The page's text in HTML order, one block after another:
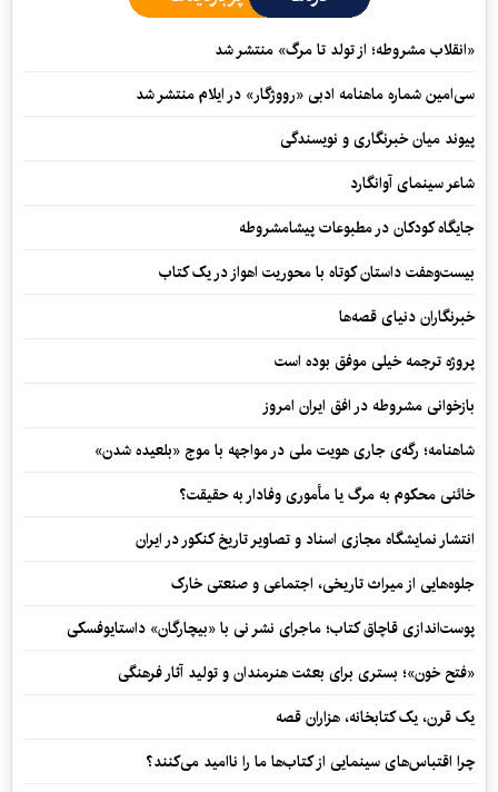
«انقلاب مشروطه؛ از تولد تا مرگ» منتشر شد
سی‌امین شماره ماهنامه‌ ادبی «رووژگار» در ایلام منتشر شد
پیوند میان خبرنگاری و نویسندگی
شاعر سینمای آوانگارد
جایگاه کودکان در مطبوعات پیشامشروطه
بیست‌وهفت داستان کوتاه با محوریت اهواز در یک کتاب
خبرنگاران دنیای قصه‌ها
پروژه ترجمه خیلی موفق بوده است
بازخوانی مشروطه در افق ایران امروز
شاهنامه؛ رگه‌ی جاری هویت ملی در مواجهه با موج «بلعیده شدن»
خائنی محکوم به مرگ یا مأموری وفادار به حقیقت؟
انتشار نمایشگاه مجازی اسناد و تصاویر تاریخ کنکور در ایران
جلوه‌هایی از میراث تاریخی، اجتماعی و صنعتی خارک
پوست‌اندازی قاچاق کتاب؛ ماجرای نشر نی با «بیچارگان» داستایوفسکی
«فتح خون»؛ بستری برای بعثت هنرمندان و تولید آثار فرهنگی
یک قرن، یک کتابخانه، هزاران قصه
چرا اقتباس‌های سینمایی از کتاب‌ها ما را ناامید می‌کنند؟